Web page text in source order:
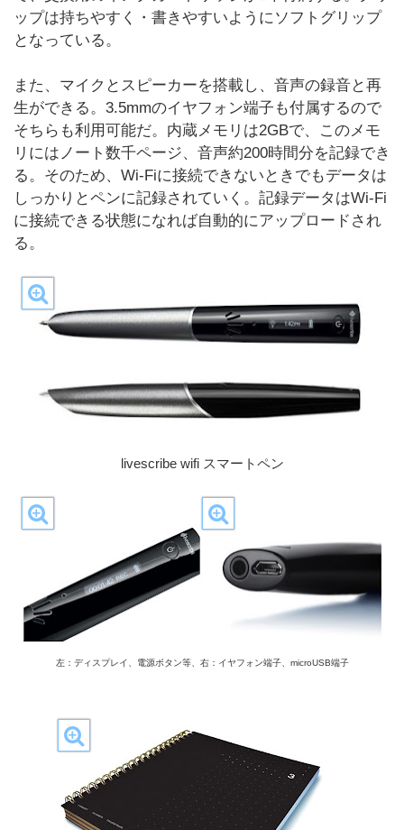
ップは持ちやすく・書きやすいようにソフトグリップ
となっている。
また、マイクとスピーカーを搭載し、音声の録音と再
生ができる。3.5mmのイヤフォン端子も付属するので
そちらも利用可能だ。内蔵メモリは2GBで、このメモ
リにはノート数千ページ、音声約200時間分を記録でき
る。そのため、Wi-Fiに接続できないときでもデータは
しっかりとペンに記録されていく。記録データはWi-Fi
に接続できる状態になれば自動的にアップロードされ
る。
livescribe wifi スマートペン
左：ディスプレイ、電源ボタン等、右：イヤフォン端子、microUSB端子